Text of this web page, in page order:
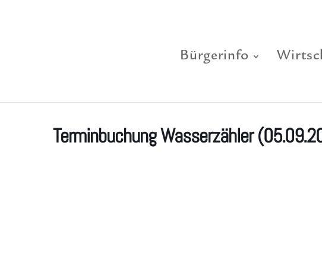
Bürgerinfo
Terminbuchung Wasserzähler